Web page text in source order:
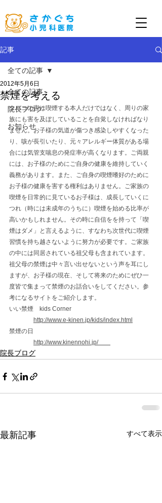
記事
全ての記事
院長ブログ
お知らせ
全ての記事
禁煙を考える
2012年5月6日
タバコの害は喫煙する本人だけではなく、周りの家
族にも害を及ぼしていることを自覚しなければなり
ません。お子様の気道が傷つき感染しやすくなった
り、咳が長引いたり、元々アレルギー体質がある場
合には気管支喘息の発症率が高くなります。ご両親
には、お子様のためにご自身の健康を維持していく
義務があります。また、ご自身の喫煙嗜好のために
お子様の健康を害する権利はありません。ご家族の
喫煙を日常的に見ているお子様は、成長していくに
つれ（時には未成年のうちに）喫煙を始める比率が
高いかもしれません。その時に自信をを持って「喫
煙はダメ」と言えるように、すなわち次世代に喫煙
習慣を持ち越さないように努力が必要です。ご家族
の中には同居されている祖父母も含まれています。
祖父母の禁煙は中々言い出せないという声を耳にし
ますが、お子様の現在、そして将来のためにぜひ一
度皆で集まって禁煙のお話合いをしてください。参
考になるサイトをご紹介します。
いい禁煙　kids Corner
http://www.e-kinen.jp/kids/index.html
禁煙の日
http://www.kinennohi.jp/
院長ブログ
最新記事 すべて表示